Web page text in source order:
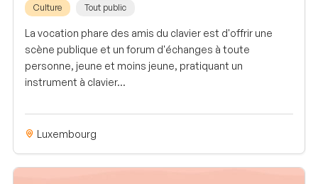
Culture Tout public
La vocation phare des amis du clavier est d'offrir une
scène publique et un forum d'échanges à toute
personne, jeune et moins jeune, pratiquant un
instrument à clavier...
Luxembourg